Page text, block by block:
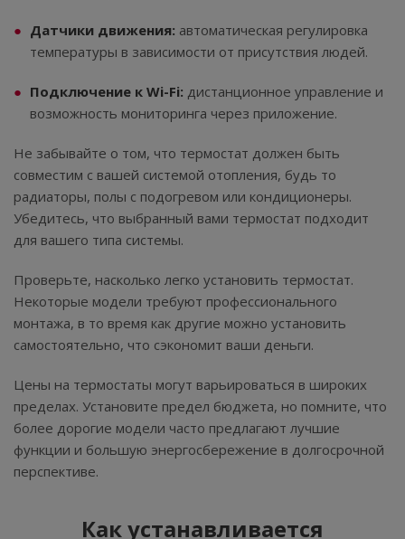
Датчики движения: автоматическая регулировка
температуры в зависимости от присутствия людей.
Подключение к Wi-Fi: дистанционное управление и
возможность мониторинга через приложение.
Не забывайте о том, что термостат должен быть
совместим с вашей системой отопления, будь то
радиаторы, полы с подогревом или кондиционеры.
Убедитесь, что выбранный вами термостат подходит
для вашего типа системы.
Проверьте, насколько легко установить термостат.
Некоторые модели требуют профессионального
монтажа, в то время как другие можно установить
самостоятельно, что сэкономит ваши деньги.
Цены на термостаты могут варьироваться в широких
пределах. Установите предел бюджета, но помните, что
более дорогие модели часто предлагают лучшие
функции и большую энергосбережение в долгосрочной
перспективе.
Как устанавливается